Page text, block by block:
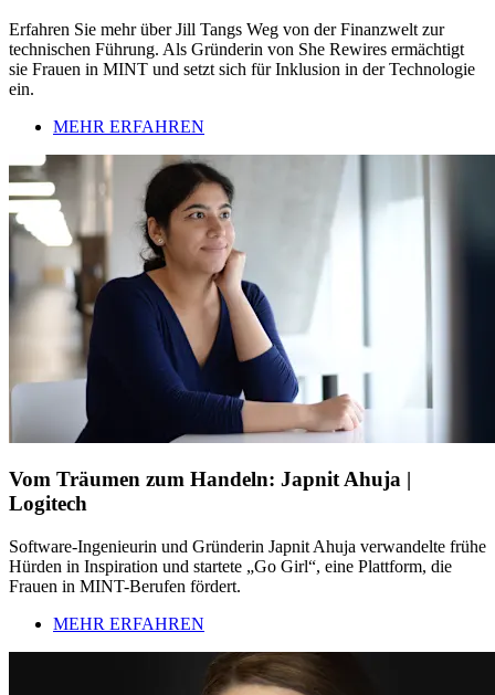
Erfahren Sie mehr über Jill Tangs Weg von der Finanzwelt zur
technischen Führung. Als Gründerin von She Rewires ermächtigt
sie Frauen in MINT und setzt sich für Inklusion in der Technologie
ein.
MEHR ERFAHREN
Vom Träumen zum Handeln: Japnit Ahuja |
Logitech
Software-Ingenieurin und Gründerin Japnit Ahuja verwandelte frühe
Hürden in Inspiration und startete „Go Girl“, eine Plattform, die
Frauen in MINT-Berufen fördert.
MEHR ERFAHREN